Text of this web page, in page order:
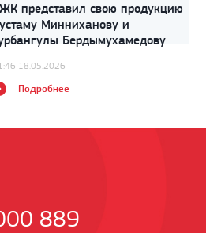
представил свою продукцию
Минниханову и
Бердымухамедову
18.05.2026
Подробнее
889